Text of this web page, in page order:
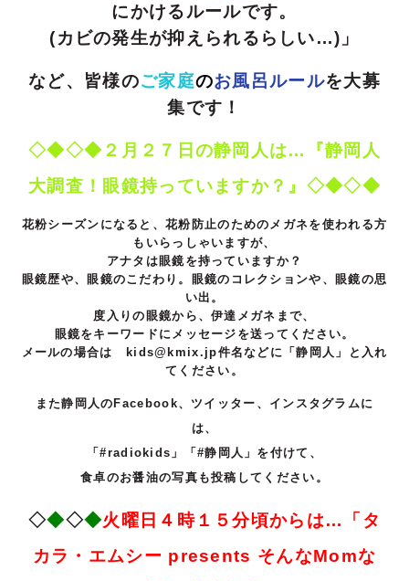
にかけるルールです。
(カビの発生が抑えられるらしい…)」
など、皆様のご家庭のお風呂ルールを大募
集です！
◇◆◇◆２月２７ 日の静岡人は…『静岡人
大調査！眼鏡持っていますか？』◇◆◇◆
花粉シーズンになると、花粉防止のためのメガネを使われる方
もいらっしゃいますが、
アナタは眼鏡を持っていますか？
眼鏡歴や、眼鏡のこだわり。眼鏡のコレクションや、眼鏡の思
い出。
度入りの眼鏡から、伊達メガネまで、
眼鏡をキーワードにメッセージを送ってください。
メールの場合は kids@kmix.jp件名などに「静岡人」と入れ
てください。
また静岡人のFacebook、ツイッター、インスタグラムに
は、
「#radiokids」「#静岡人」を付けて、
食卓のお醤油の写真も投稿してください。
◇◆◇◆火曜日４時１５分頃からは…
「タ
カラ・エムシー presents そんなMomな